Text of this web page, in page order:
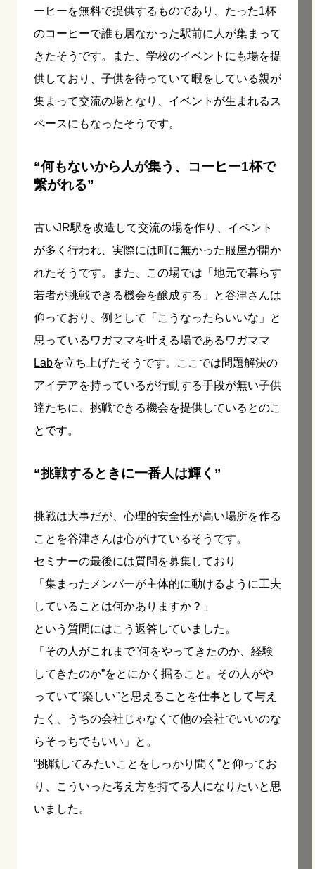
ーヒーを無料で提供するものであり、たった1杯
のコーヒーで誰も居なかった駅前に人が集まって
きたそうです。また、学校のイベントにも場を提
供しており、子供を待っていて暇をしている親が
集まって交流の場となり、イベントが生まれるス
ペースにもなったそうです。
“何もないから人が集う、コーヒー1杯で
繋がれる”
古いJR駅を改造して交流の場を作り、イベント
が多く行われ、実際には町に無かった服屋が開か
れたそうです。また、この場では「地元で暮らす
若者が挑戦できる機会を醸成する」と谷津さんは
仰っており、例として「こうなったらいいな」と
思っているワガママを叶える場である ワガママ
Labを立ち上げたそうです。ここでは問題解決の
アイデアを持っているが行動する手段が無い子供
達たちに、挑戦できる機会を提供しているとのこ
とです。
“挑戦するときに一番人は輝く”
挑戦は大事だが、心理的安全性が高い場所を作る
ことを谷津さんは心がけているそうです。
セミナーの最後には質問を募集しており
「集まったメンバーが主体的に動けるように工夫
していることは何かありますか？」
という質問にはこう返答していました。
「その人がこれまで”何をやってきたのか、経験
してきたのか”をとにかく掘ること。その人がや
っていて”楽しい”と思えることを仕事として与え
たく、うちの会社じゃなくて他の会社でいいのな
らそっちでもいい」と。
“挑戦してみたいことをしっかり聞く”と仰ってお
り、こういった考え方を持てる人になりたいと思
いました。